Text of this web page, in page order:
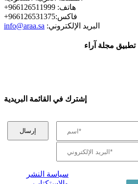
+هاتف: 966126511999
+فاكس:966126531375
info@araa.sa :البريد الإلكتروني
تطبيق مجلة آراء
إشترك في القائمة البريدية
سياسة النشر